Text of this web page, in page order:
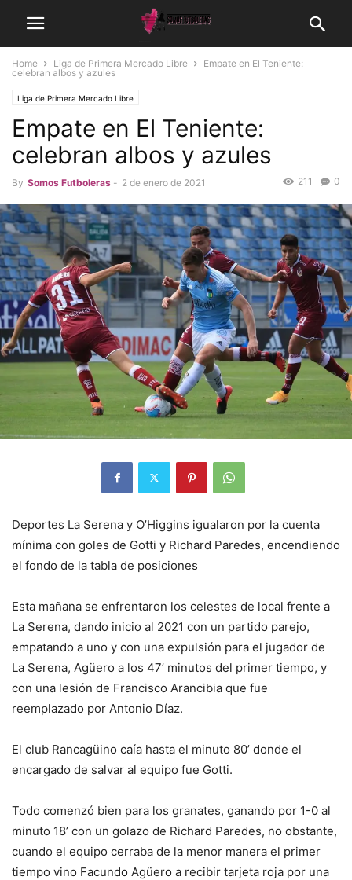
Home Liga de Primera Mercado Libre
Empate en El Teniente:
celebran albos y azules
Liga de Primera Mercado Libre
Empate en El Teniente:
celebran albos y azules
By Somos Futboleras - 2 de enero de 2021 0
211
Deportes La Serena y O’Higgins igualaron por la cuenta
mínima con goles de Gotti y Richard Paredes, encendiendo
el fondo de la tabla de posiciones
Esta mañana se enfrentaron los celestes de local frente a
La Serena, dando inicio al 2021 con un partido parejo,
empatando a uno y con una expulsión para el jugador de
La Serena, Agüero a los 47’ minutos del primer tiempo, y
con una lesión de Francisco Arancibia que fue
reemplazado por Antonio Díaz.
El club Rancagüino caía hasta el minuto 80’ donde el
encargado de salvar al equipo fue Gotti.
Todo comenzó bien para los granates, ganando por 1-0 al
minuto 18’ con un golazo de Richard Paredes, no obstante,
cuando el equipo cerraba de la menor manera el primer
tiempo vino Facundo Agüero a recibir tarjeta roja por una